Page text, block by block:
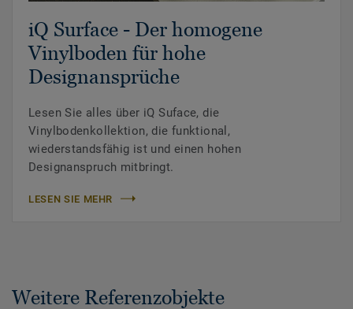
iQ Surface - Der homogene
Vinylboden für hohe
Designansprüche
Lesen Sie alles über iQ Suface, die
Vinylbodenkollektion, die funktional,
wiederstandsfähig ist und einen hohen
Designanspruch mitbringt.
LESEN SIE MEHR
Weitere Referenzobjekte